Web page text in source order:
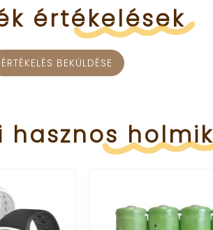
értékelések
ÉRTÉKELÉS BEKÜLDÉSE
hasznos holmik